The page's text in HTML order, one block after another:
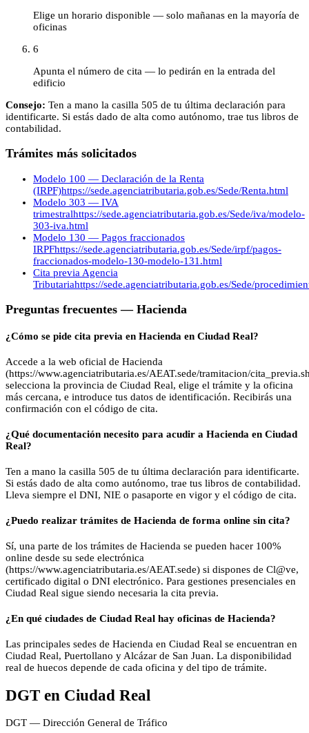
Elige un horario disponible — solo mañanas en la mayoría de
oficinas
6
Apunta el número de cita — lo pedirán en la entrada del
edificio
Consejo: Ten a mano la casilla 505 de tu última declaración para
identificarte. Si estás dado de alta como autónomo, trae tus libros de
contabilidad.
Trámites más solicitados
Modelo 100 — Declaración de la Renta
(IRPF)https://sede.agenciatributaria.gob.es/Sede/Renta.html
Modelo 303 — IVA
trimestralhttps://sede.agenciatributaria.gob.es/Sede/iva/modelo-
303-iva.html
Modelo 130 — Pagos fraccionados
IRPFhttps://sede.agenciatributaria.gob.es/Sede/irpf/pagos-
fraccionados-modelo-130-modelo-131.html
Cita previa Agencia
Tributariahttps://sede.agenciatributaria.gob.es/Sede/
Preguntas frecuentes — Hacienda
¿Cómo se pide cita previa en Hacienda en Ciudad Real?
Accede a la web oficial de Hacienda
(https://www.agenciatributaria.es/AEAT.sede/tramitacion/
selecciona la provincia de Ciudad Real, elige el trámite y la oficina
más cercana, e introduce tus datos de identificación. Recibirás una
confirmación con el código de cita.
¿Qué documentación necesito para acudir a Hacienda en Ciudad
Real?
Ten a mano la casilla 505 de tu última declaración para identificarte.
Si estás dado de alta como autónomo, trae tus libros de contabilidad.
Lleva siempre el DNI, NIE o pasaporte en vigor y el código de cita.
¿Puedo realizar trámites de Hacienda de forma online sin cita?
Sí, una parte de los trámites de Hacienda se pueden hacer 100%
online desde su sede electrónica
(https://www.agenciatributaria.es/AEAT.sede) si dispones de Cl@ve,
certificado digital o DNI electrónico. Para gestiones presenciales en
Ciudad Real sigue siendo necesaria la cita previa.
¿En qué ciudades de Ciudad Real hay oficinas de Hacienda?
Las principales sedes de Hacienda en Ciudad Real se encuentran en
Ciudad Real, Puertollano y Alcázar de San Juan. La disponibilidad
real de huecos depende de cada oficina y del tipo de trámite.
DGT en Ciudad Real
DGT — Dirección General de Tráfico